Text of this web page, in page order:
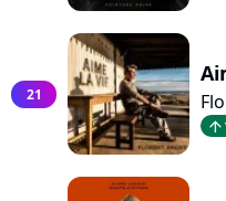
21
arrow_top